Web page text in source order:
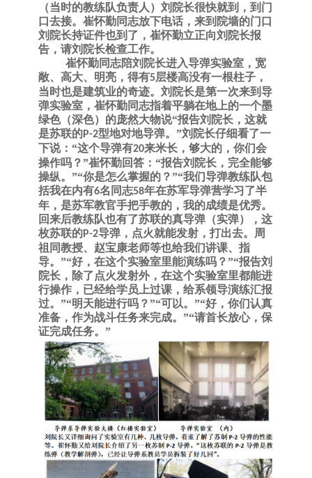
（当时的教练队负责人）刘院长很快就到，到门
口去接。崔怀勤同志放下电话，来到院墙的门口
刘院长持证件也到了，崔怀勤立正向刘院长报
告，请刘院长检查工作。
崔怀勤同志陪刘院长进入导弹实验室，宽
敞、高大、明亮，得有5层楼高没有一根柱子，
当时也是建筑业的奇迹。刘院长是第一次来到导
弹实验室，崔怀勤同志指着平躺在地上的一个墨
绿色（深色）的庞然大物说“报告刘院长，这就
是苏联的 P-2型地对地导弹。”刘院长仔细看了一
下说：“这个导弹有20来米长，够大的，你们会
操作吗？”崔怀勤回答：“报告刘院长，完全能够
操纵。”“你是怎么掌握的？”“我们导弹教练队包
括我在内有6名同志58年在苏军导弹营学习了半
年，是苏军教官手把手教的，我的成绩是优秀。
回来后教练队也有了苏联的真导弹（实弹），这
枚苏联的 P-2导弹，点火就能发射，打出去。周
祖同教授、赵宝康老师等也给我们讲课、指
导。”“好，在这个实验室里能演练吗？”“报告刘
院长，除了点火发射外，在这个实验室里都能进
行操作，已经给学员上过课，给系领导演练汇报
过。”“明天能进行吗？”“可以。”“好，你们认真
准备，作为战斗任务来完成。”“请首长放心，保
证完成任务。”